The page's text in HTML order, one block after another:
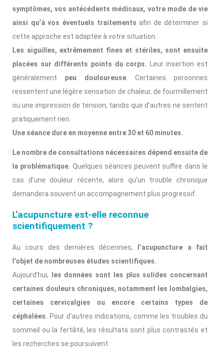
symptômes, vos antécédents médicaux, votre mode de vie
ainsi qu’à vos éventuels traitements afin de déterminer si
cette approche est adaptée à votre situation.
Les aiguilles, extrêmement fines et stériles, sont ensuite
placées sur différents points du corps. Leur insertion est
généralement peu douloureuse. Certaines personnes
ressentent une légère sensation de chaleur, de fourmillement
ou une impression de tension, tandis que d’autres ne sentent
pratiquement rien.
Une séance dure en moyenne entre 30 et 60 minutes.
Le nombre de consultations nécessaires dépend ensuite de
la problématique. Quelques séances peuvent suffire dans le
cas d’une douleur récente, alors qu’un trouble chronique
demandera souvent un accompagnement plus progressif.
L’acupuncture est-elle reconnue
scientifiquement ?
Au cours des dernières décennies,
l’acupuncture a fait
l’objet de nombreuses études scientifiques.
Aujourd’hui,
les données sont les plus solides concernant
certaines douleurs chroniques, notamment les lombalgies,
certaines cervicalgies ou encore certains types de
céphalées. Pour d’autres indications, comme les troubles du
sommeil ou la fertilité, les résultats sont plus contrastés et
les recherches se poursuivent.